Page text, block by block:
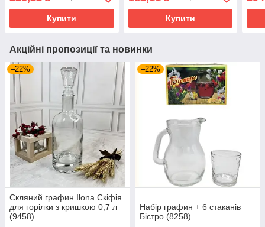
Купити Купити
Акційні пропозиції та новинки
–22%
Скляний графин Ilona Скіфія
для горілки з кришкою 0,7 л
(9458)
–22%
Набір графин + 6 стаканів
Бістро (8258)